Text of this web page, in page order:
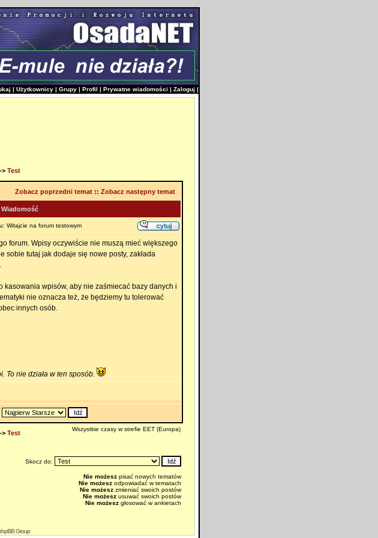
| Użytkownicy | Grupy | Profil | Prywatne wiadomości | Zaloguj |
Test
Zobacz poprzedni temat:: Zobacz następny temat
Wiadomość
Witajcie na forum testowym
forum. Wpisy oczywiście nie muszą mieć większego
sobie tutaj jak dodaje się nowe posty, zakłada
kasowania wpisów, aby nie zaśmiecać bazy danych i
nie oznacza też, że będziemy tu tolerować
innych osób.
To nie działa w ten sposób.
Test
Wszystkie czasy w strefie EET (Europa)
Skocz do:
Nie możeszpisać nowych tematów
Nie możeszodpowiadać w tematach
Nie możeszzmieniać swoich postów
Nie możeszusuwać swoich postów
Nie możeszgłosować w ankietach
Group